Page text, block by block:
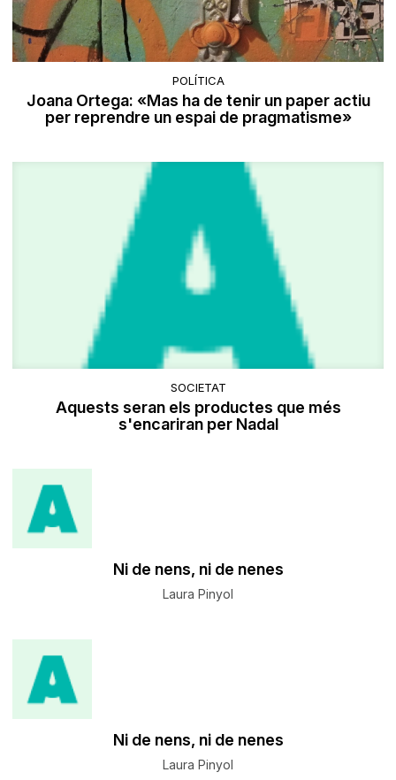
POLÍTICA
Joana Ortega: «Mas ha de tenir un paper actiu
per reprendre un espai de pragmatisme»
SOCIETAT
Aquests seran els productes que més
s'encariran per Nadal
​Ni de nens, ni de nenes
Laura Pinyol
​Ni de nens, ni de nenes
Laura Pinyol